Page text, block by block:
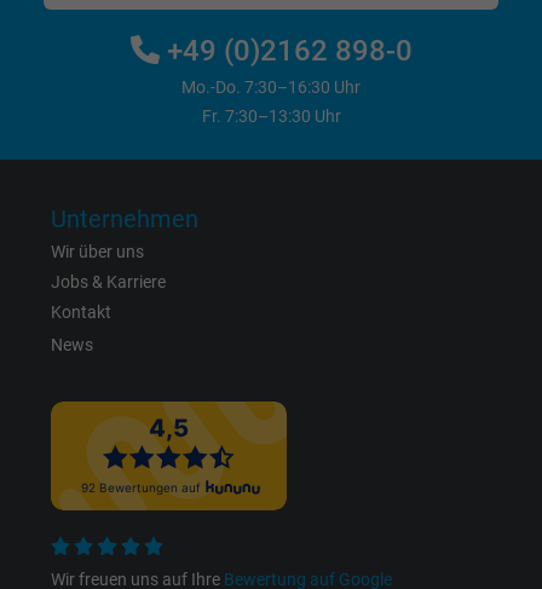
Cookie von Facebook für Website-Analyse,
Anzeigenausrichtung und
Anbieter
Laufzeit
+49 (0)2162 898-0
Mo.-Do. 7:30–16:30 Uhr
Fr. 7:30–13:30 Uhr
Unternehmen
Wir über uns
Jobs & Karriere
Kontakt
News
Wir freuen uns auf Ihre Bewertung auf Google